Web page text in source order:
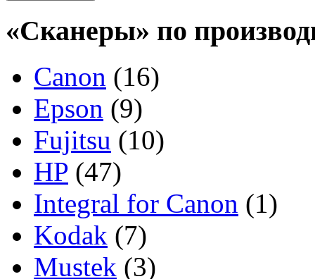
«Сканеры» по
Canon (16)
Epson (9)
Fujitsu (10)
HP (47)
Integral for Canon (1)
Kodak (7)
Mustek (3)